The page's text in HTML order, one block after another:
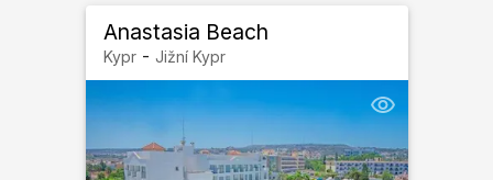
Anastasia Beach
Kypr- Jižní Kypr